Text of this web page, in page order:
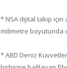
* NSA dijital takip için
milimetre boyutunda
* ABD Deniz